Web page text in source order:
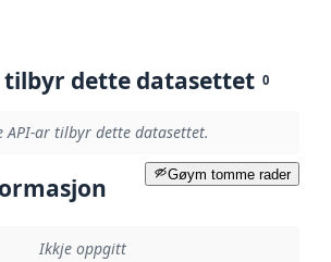
tilbyr dette datasettet 0
API-ar tilbyr dette datasettet.
Gøym tomme rader
Ikkje oppgitt